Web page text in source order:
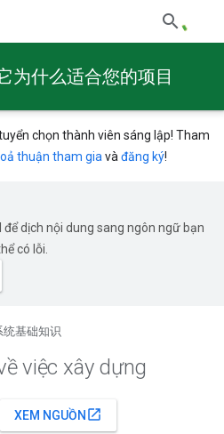
为什么适合您的项目
chọn thành viên sáng lập! Tham
thuận tham gia và đăng ký!
dịch nội dung sang ngôn ngữ bạn
có lỗi.
统基础知识
việc xây dựng
XEM NGUỒN open_in_new